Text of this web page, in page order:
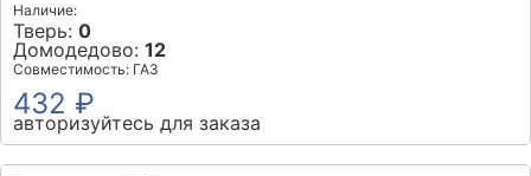
Наличие:
Тверь: 0
Домодедово: 12
Совместимость: ГАЗ
432 ₽
авторизуйтесь для заказа